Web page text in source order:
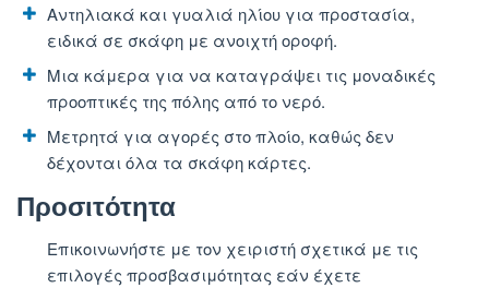
Αντηλιακά και γυαλιά ηλίου για προστασία,
ειδικά σε σκάφη με ανοιχτή οροφή.
Μια κάμερα για να καταγράψει τις μοναδικές
προοπτικές της πόλης από το νερό.
Μετρητά για αγορές στο πλοίο, καθώς δεν
δέχονται όλα τα σκάφη κάρτες.
Προσιτότητα
Επικοινωνήστε με τον χειριστή σχετικά με τις
επιλογές προσβασιμότητας εάν έχετε